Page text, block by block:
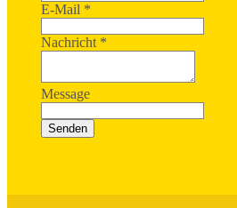
E-Mail *
Nachricht *
Message
Senden